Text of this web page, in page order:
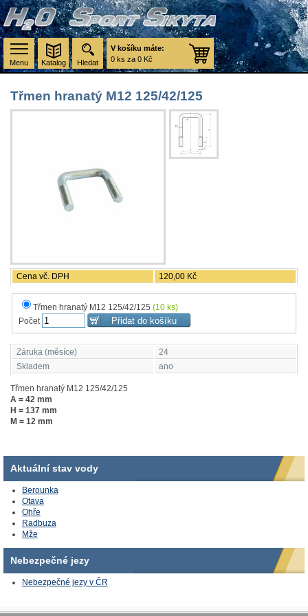
Menu
V košíku máte:
0 ks za 0 Kč
Hledat
Třmen hranatý M12 125/42/125
Cena vč. DPH 120,00 Kč
Třmen hranatý M12 125/42/125 (10 ks)
Počet
Záruka (měsíce)
24
Skladem
ano
Třmen hranatý M12 125/42/125
A = 42 mm
H = 137 mm
M = 12 mm
Katalog
Aktuální stav vody
Berounka
Otava
Ohře
Radbuza
Mže
Nebezpečné jezy
Nebezpečné jezy v ČR